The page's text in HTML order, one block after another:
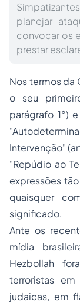
planejar
convocar os
prestar
Nos termos da
o seu
parágrafo 1°)
Intervenção"
"Repúdio ao
expressões
quaisquer
significado.
Ante os
mídia
Hezbollah
terroristas
judaicas, em